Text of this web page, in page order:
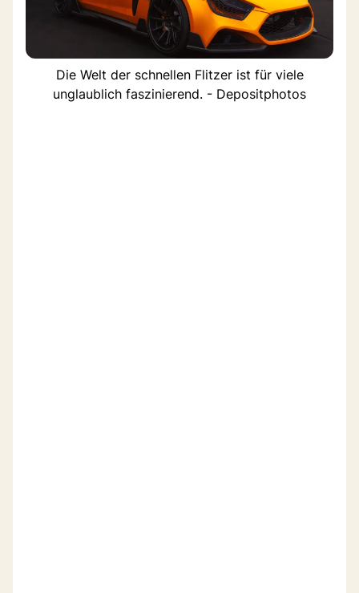
Die Welt der schnellen Flitzer ist für viele
unglaublich faszinierend. - Depositphotos